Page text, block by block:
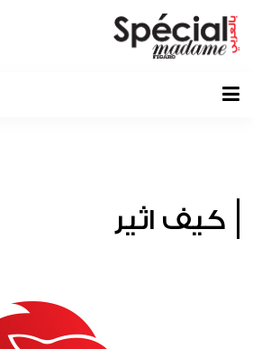
كيف اثير